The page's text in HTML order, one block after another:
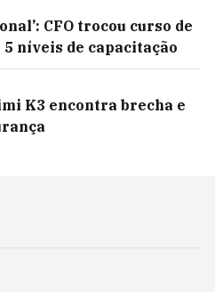
CFO trocou curso de
níveis de capacitação
K3 encontra brecha e